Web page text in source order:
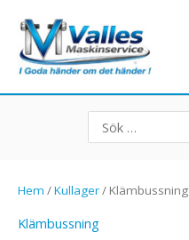
innehåll
Search
for:
Hem /Kullager/ Klämbussning
Klämbussning